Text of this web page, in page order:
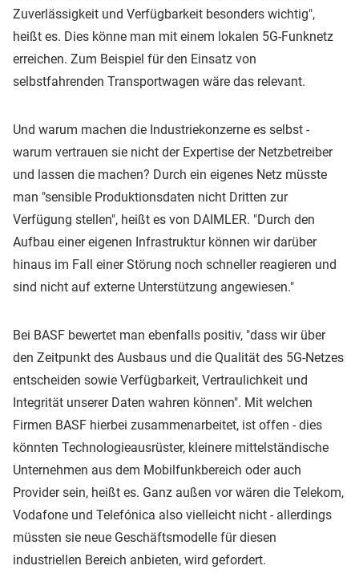
Zuverlässigkeit und Verfügbarkeit besonders wichtig",
heißt es. Dies könne man mit einem lokalen 5G-Funknetz
erreichen. Zum Beispiel für den Einsatz von
selbstfahrenden Transportwagen wäre das relevant.
Und warum machen die Industriekonzerne es selbst -
warum vertrauen sie nicht der Expertise der Netzbetreiber
und lassen die machen? Durch ein eigenes Netz müsste
man "sensible Produktionsdaten nicht Dritten zur
Verfügung stellen", heißt es von DAIMLER. "Durch den
Aufbau einer eigenen Infrastruktur können wir darüber
hinaus im Fall einer Störung noch schneller reagieren und
sind nicht auf externe Unterstützung angewiesen."
Bei BASF bewertet man ebenfalls positiv, "dass wir über
den Zeitpunkt des Ausbaus und die Qualität des 5G-Netzes
entscheiden sowie Verfügbarkeit, Vertraulichkeit und
Integrität unserer Daten wahren können". Mit welchen
Firmen BASF hierbei zusammenarbeitet, ist offen - dies
könnten Technologieausrüster, kleinere mittelständische
Unternehmen aus dem Mobilfunkbereich oder auch
Provider sein, heißt es. Ganz außen vor wären die Telekom,
Vodafone und Telefónica also vielleicht nicht - allerdings
müssten sie neue Geschäftsmodelle für diesen
industriellen Bereich anbieten, wird gefordert.